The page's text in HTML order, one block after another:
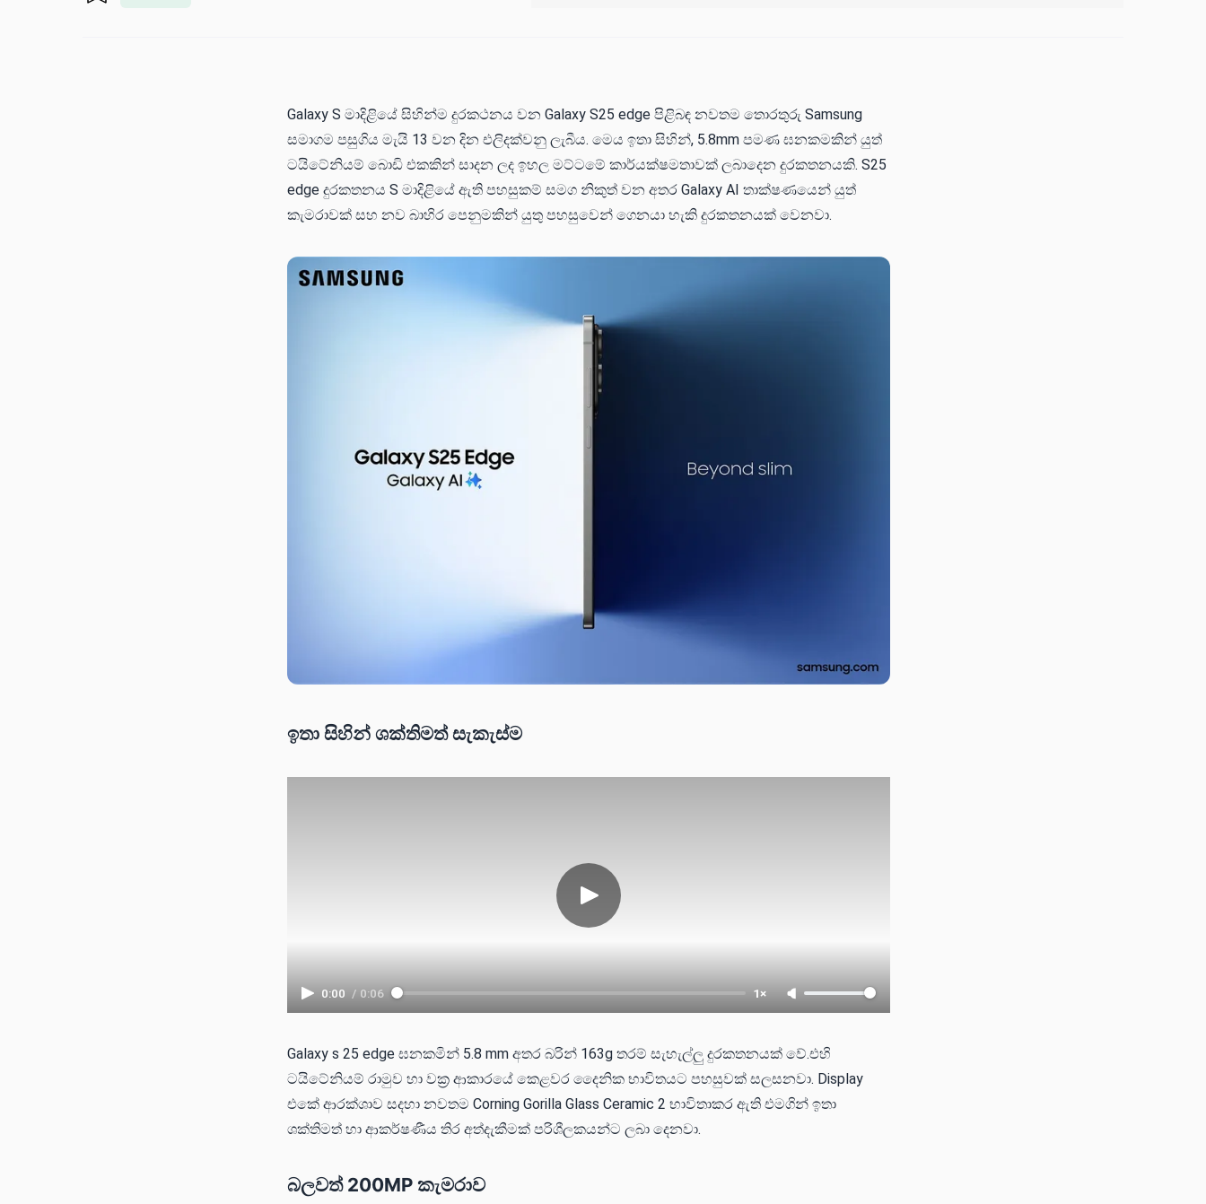
Galaxy S මාදිළියේ සිහින්ම දුරකථනය වන Galaxy S25 edge පිළිබඳ නවතම තොරතුරු Samsung
සමාගම පසුගිය මැයි 13 වන දින එලිදක්වනු ලැබීය. මෙය ඉතා සිහින්, 5.8mm පමණ ඝනකමකින් යුත්
ටයිටේනියම් බොඩි එකකින් සාදන ලද ඉහල මට්ටමේ කාර්යක්ෂමතාවක් ලබාදෙන දුරකතනයකි. S25
edge දුරකතනය S මාදිළියේ ඇති පහසුකම් සමග නිකුත් වන අතර Galaxy AI තාක්ෂණයෙන් යුත්
කැමරාවක් සහ නව බාහිර පෙනුමකින් යුතු පහසුවෙන් ගෙනයා හැකි දුරකතනයක් වෙනවා.
ඉතා සිහින් ශක්තිමත් සැකැස්ම
0:00 / 0:06 1×
Galaxy s 25 edge ඝනකමින් 5.8 mm අතර බරින් 163g තරම් සැහැල්ලු දුරකතනයක් වේ.එහි
ටයිටේනියම් රාමුව හා වක්‍ර ආකාරයේ කෙළවර දෛනික භාවිතයට පහසුවක් සලසනවා. Display
එකේ ආරක්ශාව සදහා නවතම Corning Gorilla Glass Ceramic 2 භාවිතාකර ඇති එමගින් ඉතා
ශක්තිමත් හා ආකර්ෂණීය තිර අත්දැකීමක් පරිශීලකයන්ට ලබා දෙනවා.
බලවත් 200MP කැමරාව